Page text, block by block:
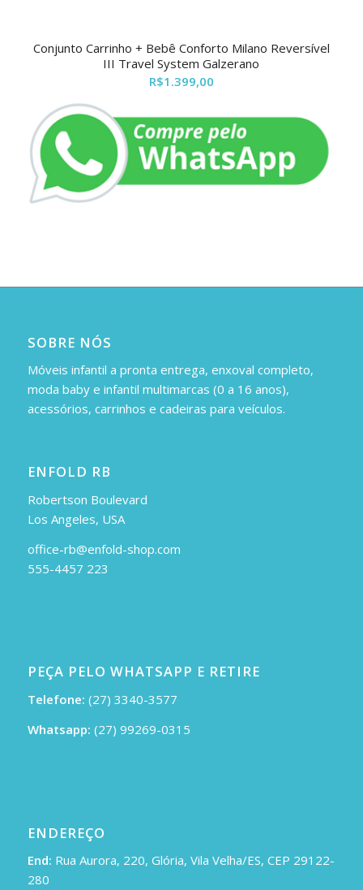
Conjunto Carrinho + Bebê Conforto Milano Reversível
III Travel System Galzerano
R$1.399,00
SOBRE NÓS
Móveis infantil a pronta entrega, enxoval completo,
moda baby e infantil multimarcas (0 a 16 anos),
acessórios, carrinhos e cadeiras para veículos.
ENFOLD RB
Robertson Boulevard
Los Angeles, USA
office-rb@enfold-shop.com
555-4457 223
PEÇA PELO WHATSAPP E RETIRE
Telefone: (27) 3340-3577
Whatsapp: (27) 99269-0315
ENDEREÇO
End: Rua Aurora, 220, Glória, Vila Velha/ES, CEP 29122-
280